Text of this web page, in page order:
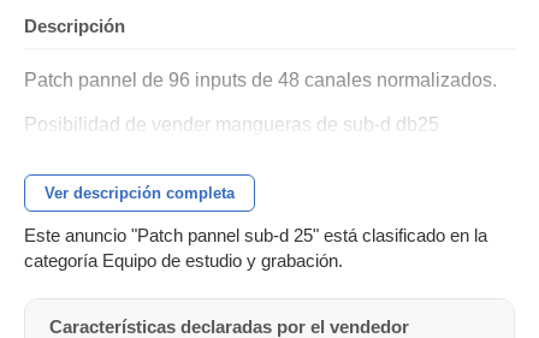
Descripción
Patch pannel de 96 inputs de 48 canales normalizados.
Posibilidad de vender mangueras de sub-d db25
Ver descripción completa
Este anuncio "Patch pannel sub-d 25" está clasificado en la
categoría Equipo de estudio y grabación.
Características declaradas por el vendedor